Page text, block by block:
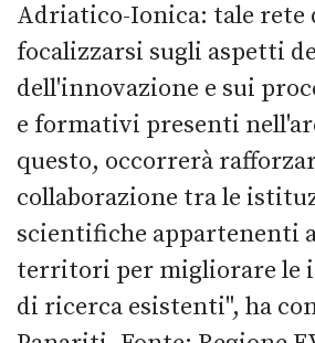
Adriatico-Ionica: tale rete
focalizzarsi sugli aspetti
dell'innovazione e sui
e formativi presenti
questo, occorrerà
collaborazione tra le
scientifiche appartenenti
territori per migliorare le
di ricerca esistenti", ha